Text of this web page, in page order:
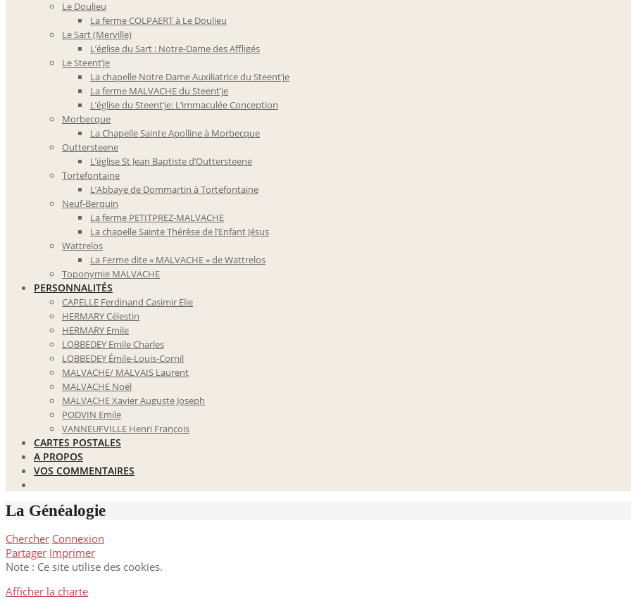
Le Doulieu
La ferme COLPAERT à Le Doulieu
Le Sart (Merville)
L’église du Sart : Notre-Dame des Affligés
Le Steent’je
La chapelle Notre Dame Auxiliatrice du Steent’je
La ferme MALVACHE du Steent’je
L’église du Steent’je: L’immaculée Conception
Morbecque
La Chapelle Sainte Apolline à Morbecque
Outtersteene
L’église St Jean Baptiste d’Outtersteene
Tortefontaine
L’Abbaye de Dommartin à Tortefontaine
Neuf-Berquin
La ferme PETITPREZ-MALVACHE
La chapelle Sainte Thérèse de l’Enfant Jésus
Wattrelos
La Ferme dite « MALVACHE » de Wattrelos
Toponymie MALVACHE
PERSONNALITÉS
CAPELLE Ferdinand Casimir Elie
HERMARY Célestin
HERMARY Emile
LOBBEDEY Emile Charles
LOBBEDEY Émile-Louis-Cornil
MALVACHE/ MALVAIS Laurent
MALVACHE Noël
MALVACHE Xavier Auguste Joseph
PODVIN Emile
VANNEUFVILLE Henri François
CARTES POSTALES
A PROPOS
VOS COMMENTAIRES
La Généalogie
Chercher Connexion
Partager Imprimer
Note : Ce site utilise des cookies.
Afficher la charte